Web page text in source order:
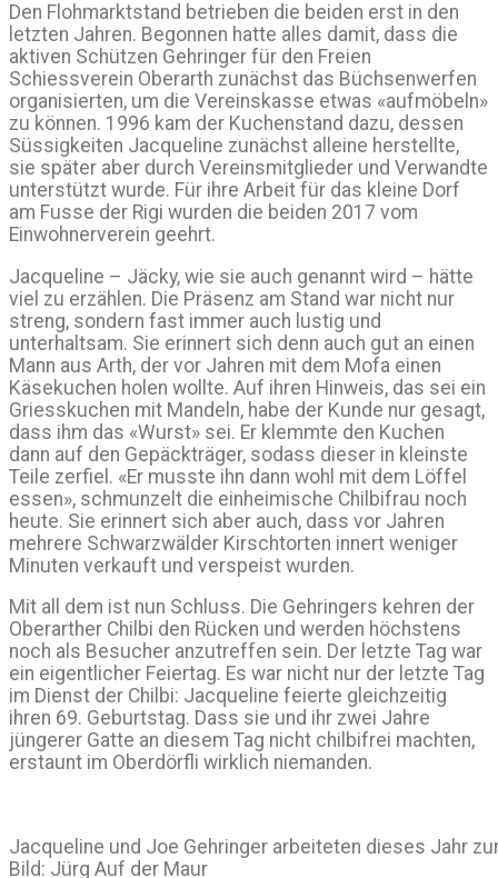
Den Flohmarktstand betrieben die beiden erst in den
letzten Jahren. Begonnen hatte alles damit, dass die
aktiven Schützen Gehringer für den Freien
Schiessverein Oberarth zunächst das Büchsenwerfen
organisierten, um die Vereinskasse etwas «aufmöbeln»
zu können. 1996 kam der Kuchenstand dazu, dessen
Süssigkeiten Jacqueline zunächst alleine herstellte,
sie später aber durch Vereinsmitglieder und Verwandte
unterstützt wurde. Für ihre Arbeit für das kleine Dorf
am Fusse der Rigi wurden die beiden 2017 vom
Einwohnerverein geehrt.
Jacqueline – Jäcky, wie sie auch genannt wird – hätte
viel zu erzählen. Die Präsenz am Stand war nicht nur
streng, sondern fast immer auch lustig und
unterhaltsam. Sie erinnert sich denn auch gut an einen
Mann aus Arth, der vor Jahren mit dem Mofa einen
Käsekuchen holen wollte. Auf ihren Hinweis, das sei ein
Griesskuchen mit Mandeln, habe der Kunde nur gesagt,
dass ihm das «Wurst» sei. Er klemmte den Kuchen
dann auf den Gepäckträger, sodass dieser in kleinste
Teile zerfiel. «Er musste ihn dann wohl mit dem Löffel
essen», schmunzelt die einheimische Chilbifrau noch
heute. Sie erinnert sich aber auch, dass vor Jahren
mehrere Schwarzwälder Kirschtorten innert weniger
Minuten verkauft und verspeist wurden.
Mit all dem ist nun Schluss. Die Gehringers kehren der
Oberarther Chilbi den Rücken und werden höchstens
noch als Besucher anzutreffen sein. Der letzte Tag war
ein eigentlicher Feiertag. Es war nicht nur der letzte Tag
im Dienst der Chilbi: Jacqueline feierte gleichzeitig
ihren 69. Geburtstag. Dass sie und ihr zwei Jahre
jüngerer Gatte an diesem Tag nicht chilbifrei machten,
erstaunt im Oberdörfli wirklich niemanden.
Jacqueline und Joe Gehringer arbeiteten dieses Jahr
Bild: Jürg Auf der Maur